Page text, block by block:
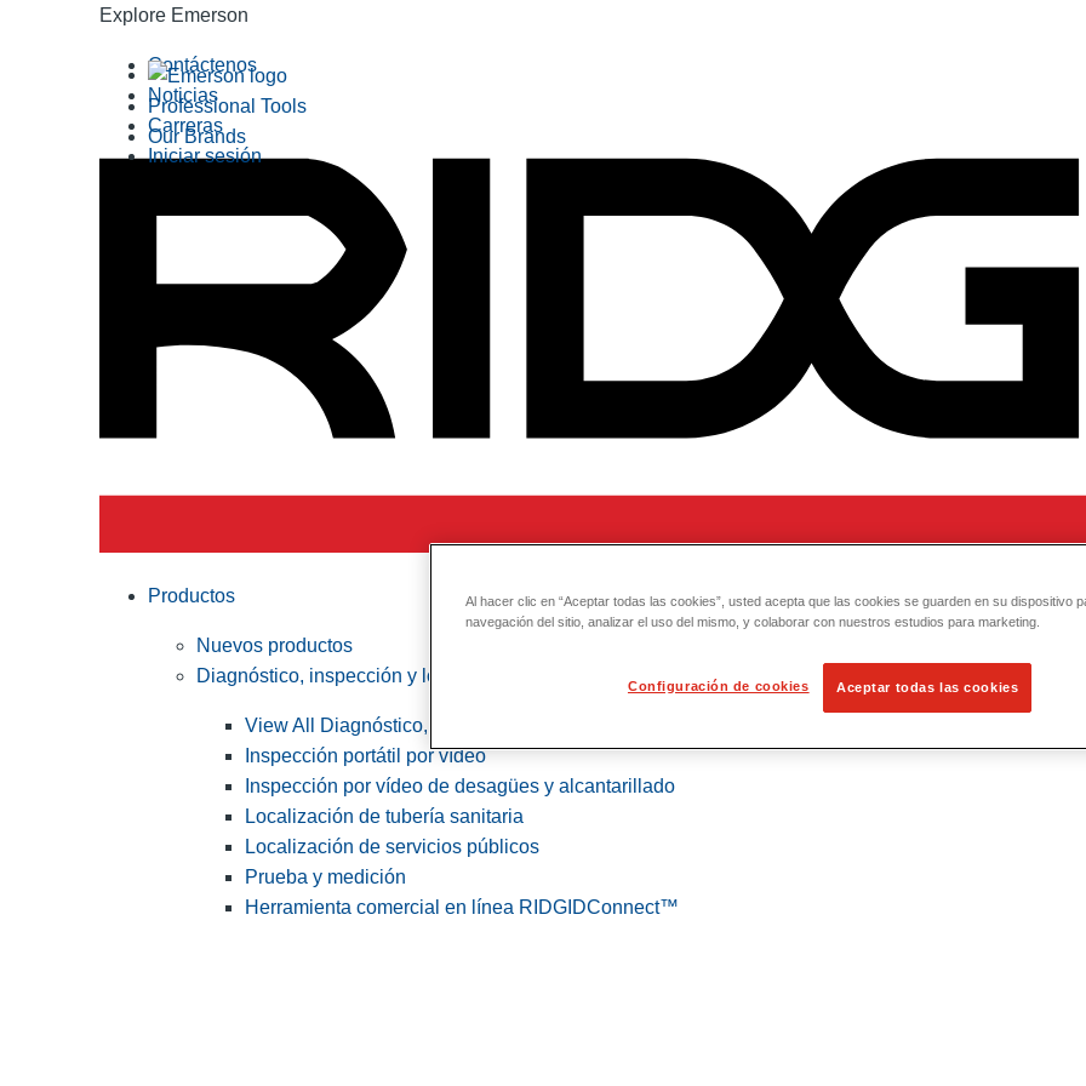
Explore Emerson
Professional Tools
Our Brands
Contáctenos
Noticias
Carreras
Iniciar sesión
Productos
Nuevos productos
Diagnóstico, inspección y localización
View All Diagnóstico, inspección y localización
Inspección portátil por vídeo
Inspección por vídeo de desagües y alcantarillado
Localización de tubería sanitaria
Localización de servicios públicos
Prueba y medición
Herramienta comercial en línea RIDGIDConnect™
Al hacer clic en “Aceptar todas las cookies”, usted acepta que las cookies se guarden en su dispositivo
navegación del sitio, analizar el uso del mismo, y colaborar con nuestros estudios para marketing.
Configuración de cookies Aceptar todas las cookies